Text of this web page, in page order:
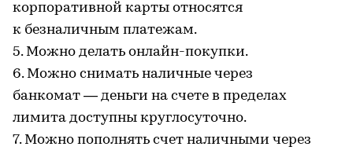
корпоративной карты относятся
к безналичным платежам.
5. Можно делать онлайн-покупки.
6. Можно снимать наличные через
банкомат — деньги на счете в пределах
лимита доступны круглосуточно.
7. Можно пополнять счет наличными через